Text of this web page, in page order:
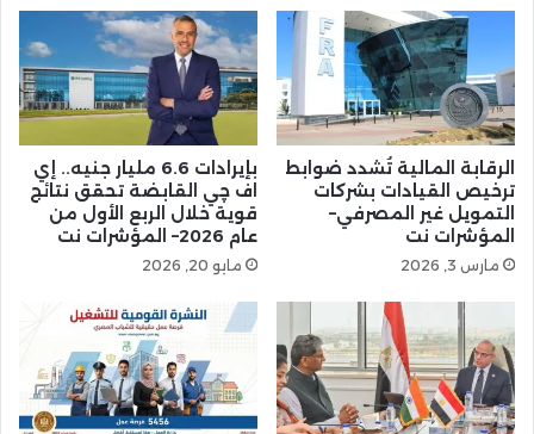
الرقابة المالية تُشدد ضوابط
ترخيص القيادات بشركات
التمويل غير المصرفي–
المؤشرات نت
مارس 3, 2026
بإيرادات 6.6 مليار جنيه.. إي
اف چي القابضة تحقق نتائج
قوية خلال الربع الأول من
عام 2026– المؤشرات نت
مايو 20, 2026